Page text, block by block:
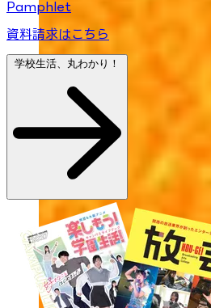
Pamphlet
資料請求はこちら
学校生活、丸わかり！